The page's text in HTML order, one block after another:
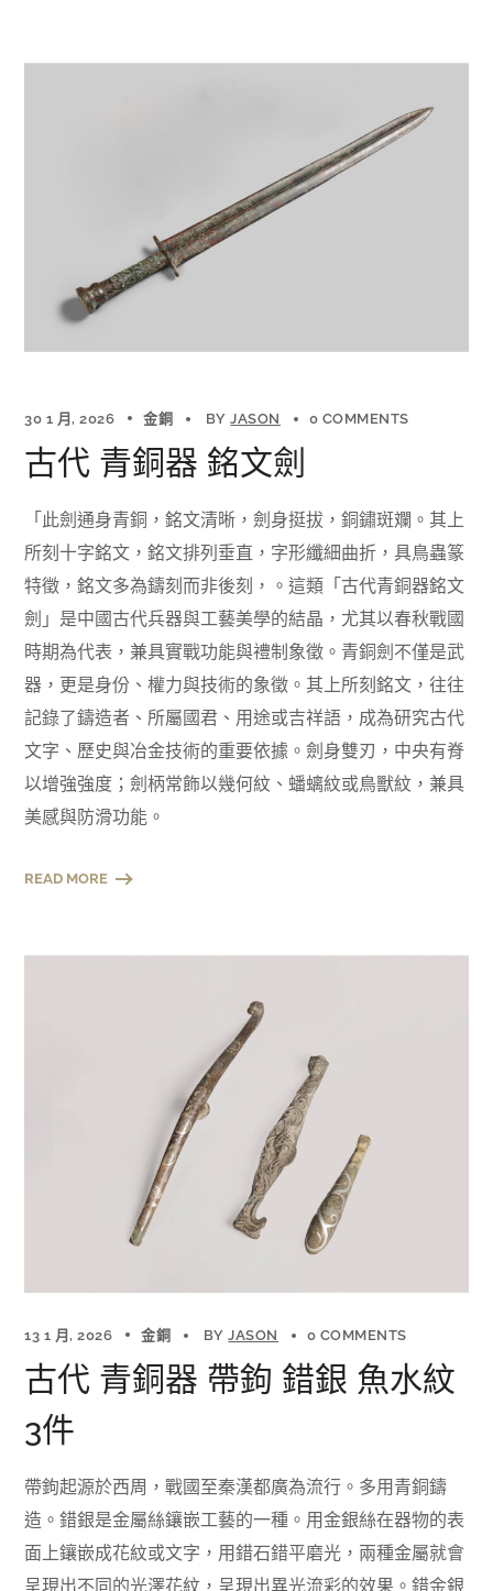
30 1 月, 2026 金銅 BYJASON 0 COMMENTS
古代 青銅器 銘文劍
「此劍通身青銅，銘文清晰，劍身挺拔，銅鏽斑斕。其上
所刻十字銘文，銘文排列垂直，字形纖細曲折，具鳥蟲篆
特徵，銘文多為鑄刻而非後刻，。這類「古代青銅器銘文
劍」是中國古代兵器與工藝美學的結晶，尤其以春秋戰國
時期為代表，兼具實戰功能與禮制象徵。青銅劍不僅是武
器，更是身份、權力與技術的象徵。其上所刻銘文，往往
記錄了鑄造者、所屬國君、用途或吉祥語，成為研究古代
文字、歷史與冶金技術的重要依據。劍身雙刃，中央有脊
以增強強度；劍柄常飾以幾何紋、蟠螭紋或鳥獸紋，兼具
美感與防滑功能。
READ MORE
13 1 月, 2026 金銅 BYJASON 0 COMMENTS
古代 青銅器 帶鉤 錯銀 魚水紋
3件
帶鉤起源於西周，戰國至秦漢都廣為流行。多用青銅鑄
造。錯銀是金屬絲鑲嵌工藝的一種。用金銀絲在器物的表
面上鑲嵌成花紋或文字，用錯石錯平磨光，兩種金屬就會
呈現出不同的光澤花紋，呈現出異光流彩的效果。錯金銀